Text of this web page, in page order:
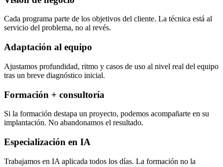
Cada programa parte de los objetivos del cliente. La técnica está al
servicio del problema, no al revés.
Adaptación al equipo
Ajustamos profundidad, ritmo y casos de uso al nivel real del equipo
tras un breve diagnóstico inicial.
Formación + consultoría
Si la formación destapa un proyecto, podemos acompañarte en su
implantación. No abandonamos el resultado.
Especialización en IA
Trabajamos en IA aplicada todos los días. La formación no la